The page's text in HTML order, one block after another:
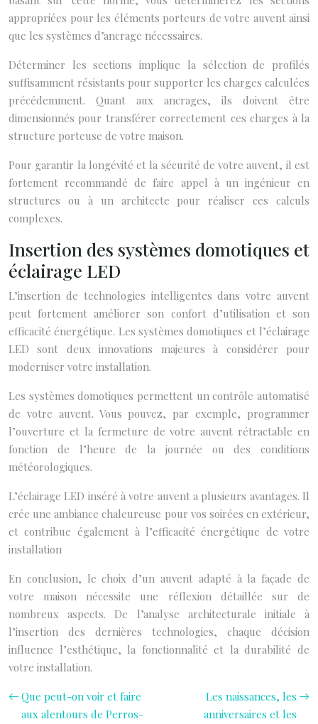
appropriées pour les éléments porteurs de votre auvent ainsi
que les systèmes d’ancrage nécessaires.
Déterminer les sections implique la sélection de profilés
suffisamment résistants pour supporter les charges calculées
précédemment. Quant aux ancrages, ils doivent être
dimensionnés pour transférer correctement ces charges à la
structure porteuse de votre maison.
Pour garantir la longévité et la sécurité de votre auvent, il est
fortement recommandé de faire appel à un ingénieur en
structures ou à un architecte pour réaliser ces calculs
complexes.
Insertion des systèmes domotiques et
éclairage LED
L’insertion de technologies intelligentes dans votre auvent
peut fortement améliorer son confort d’utilisation et son
efficacité énergétique. Les systèmes domotiques et l’éclairage
LED sont deux innovations majeures à considérer pour
moderniser votre installation.
Les systèmes domotiques permettent un contrôle automatisé
de votre auvent. Vous pouvez, par exemple, programmer
l’ouverture et la fermeture de votre auvent rétractable en
fonction de l’heure de la journée ou des conditions
météorologiques.
L’éclairage LED inséré à votre auvent a plusieurs avantages. Il
crée une ambiance chaleureuse pour vos soirées en extérieur,
et contribue également à l’efficacité énergétique de votre
installation
En conclusion, le choix d’un auvent adapté à la façade de
votre maison nécessite une réflexion détaillée sur de
nombreux aspects. De l’analyse architecturale initiale à
l’insertion des dernières technologies, chaque décision
influence l’esthétique, la fonctionnalité et la durabilité de
votre installation.
Que peut-on voir et faire
aux alentours de Perros-
Les naissances, les
anniversaires et les